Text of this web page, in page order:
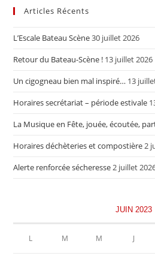
Articles Récents
L’Escale Bateau Scène30 juillet 2026
Retour du Bateau-Scène ! 13 juillet 2026
Un cigogneau bien mal inspiré… 13
Horaires secrétariat – période estivale
La Musique en Fête, jouée, écoutée,
Horaires déchèteries et compostière2
Alerte renforcée sécheresse2 juillet
JUIN 2023
L M M J